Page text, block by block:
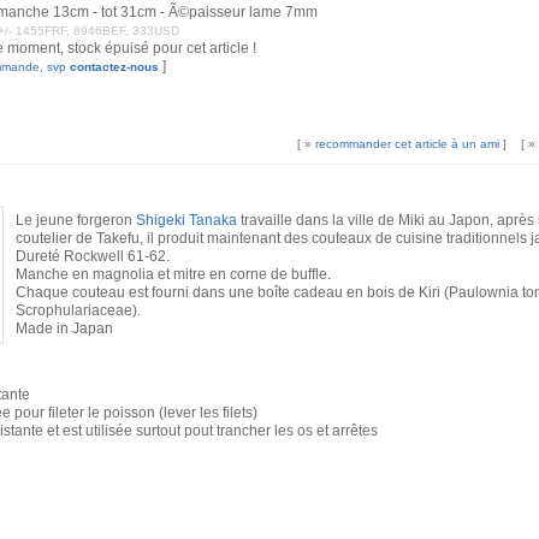
13cm - tot 31cm - Ã©paisseur lame 7mm
1455FRF, 8946BEF, 333USD
moment, stock épuisé pour cet article !
svp contactez-nous ]
[ » recommander cet article à un ami] [ »
Le jeune forgeron Shigeki Tanakatravaille dans la ville de Miki au Japon, après
coutelier de Takefu, il produit maintenant des couteaux de cuisine traditionnels
Dureté Rockwell 61-62.
Manche en magnolia et mitre en corne de buffle.
Chaque couteau est fourni dans une boîte cadeau en bois de Kiri (Paulownia
Scrophulariaceae).
Made in Japan
pour fileter le poisson (lever les filets)
et est utilisée surtout pout trancher les os et arrêtes